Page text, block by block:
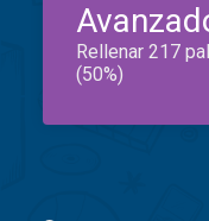
Rellenar 217
(50%)